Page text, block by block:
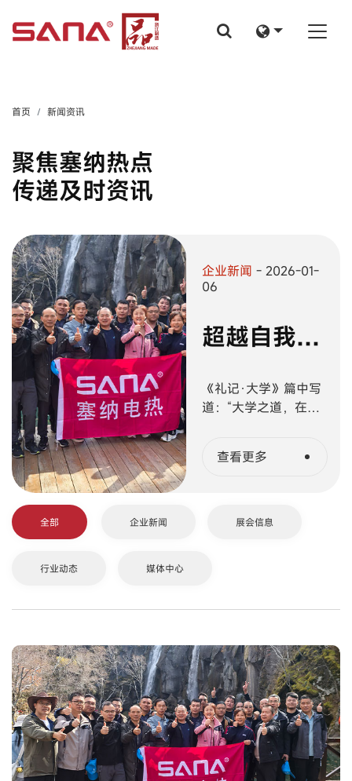
首页 新闻资讯
聚焦塞纳热点
传递及时资讯
企业新闻 - 2026-01-
06
超越自我，
《礼记·大学》篇中写
道：“大学之道，在明
查看更多
全部 企业新闻 展会信息
行业动态 媒体中心